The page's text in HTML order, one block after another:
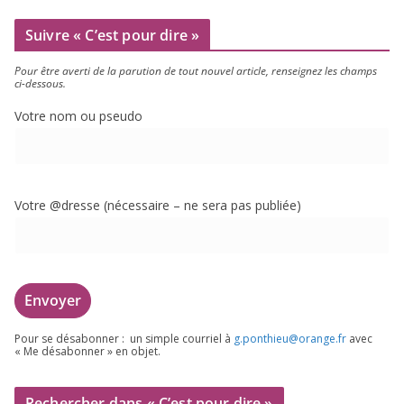
Suivre « C’est pour dire »
Pour être aver­ti de la paru­tion de tout nou­vel article, ren­sei­gnez les champs
ci-dessous.
Votre nom ou pseudo
Votre @dresse (néces­saire – ne sera pas publiée)
Pour se désa­bon­ner : un simple cour­riel à g.​ponthieu@​orange.​fr avec
« Me désa­bon­ner » en objet.